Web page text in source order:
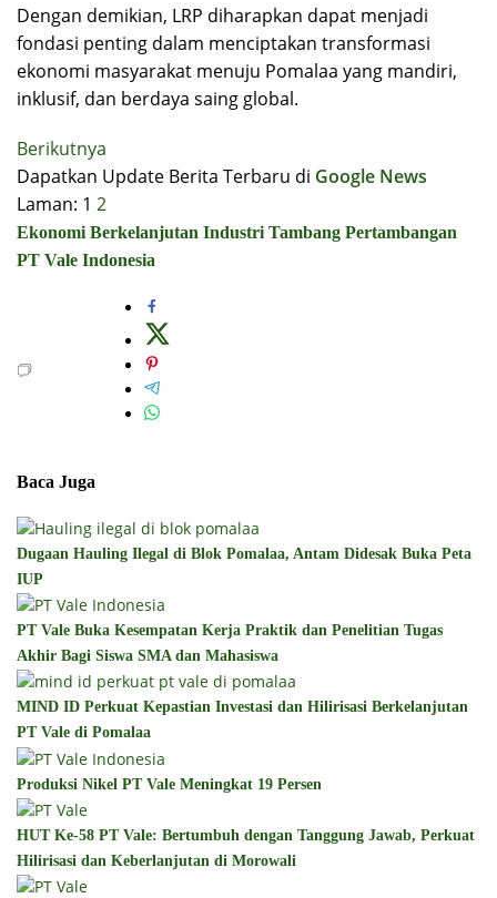
Dengan demikian, LRP diharapkan dapat menjadi
fondasi penting dalam menciptakan transformasi
ekonomi masyarakat menuju Pomalaa yang mandiri,
inklusif, dan berdaya saing global.
Berikutnya
Dapatkan Update Berita Terbaru di Google News
Laman: 1 2
Ekonomi Berkelanjutan Industri Tambang Pertambangan
PT Vale Indonesia
Baca Juga
Dugaan Hauling Ilegal di Blok Pomalaa, Antam Didesak Buka Peta
IUP
PT Vale Buka Kesempatan Kerja Praktik dan Penelitian Tugas
Akhir Bagi Siswa SMA dan Mahasiswa
MIND ID Perkuat Kepastian Investasi dan Hilirisasi Berkelanjutan
PT Vale di Pomalaa
Produksi Nikel PT Vale Meningkat 19 Persen
HUT Ke-58 PT Vale: Bertumbuh dengan Tanggung Jawab, Perkuat
Hilirisasi dan Keberlanjutan di Morowali